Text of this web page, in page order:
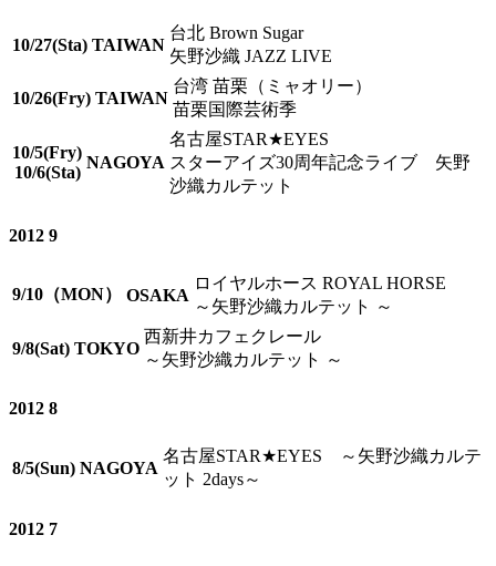
10/27(Sta) TAIWAN
台北 Brown Sugar
矢野沙織 JAZZ LIVE
10/26(Fry) TAIWAN
台湾 苗栗（ミャオリー）
苗栗国際芸術季
10/5(Fry)
10/6(Sta)
NAGOYA
名古屋STAR★EYES
スターアイズ30周年記念ライブ 矢野
沙織カルテット
2012 9
9/10（MON） OSAKA
ロイヤルホース ROYAL HORSE
～矢野沙織カルテット ～
9/8(Sat) TOKYO
西新井カフェクレール
～矢野沙織カルテット ～
2012 8
8/5(Sun) NAGOYA
名古屋STAR★EYES
～矢野沙織カルテ
ット 2days～
2012 7